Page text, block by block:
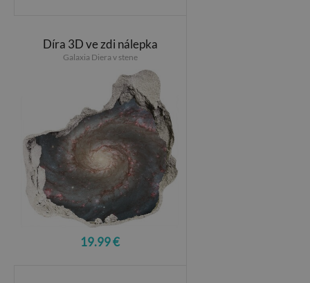
Díra 3D ve zdi nálepka
Galaxia Diera v stene
19.99 €